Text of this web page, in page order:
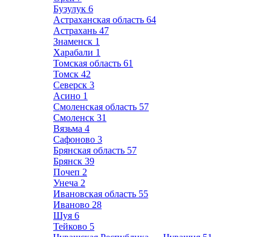
Бузулук 6
Астраханская область 64
Астрахань 47
Знаменск 1
Харабали 1
Томская область 61
Томск 42
Северск 3
Асино 1
Смоленская область 57
Смоленск 31
Вязьма 4
Сафоново 3
Брянская область 57
Брянск 39
Почеп 2
Унеча 2
Ивановская область 55
Иваново 28
Шуя 6
Тейково 5